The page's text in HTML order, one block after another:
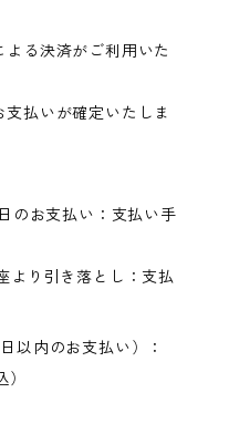
る決済がご利用いた
払いが確定いたしま
のお支払い：支払い手
より引き落とし：支払
以内のお支払い）：